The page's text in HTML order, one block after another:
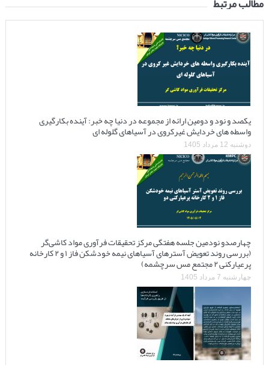
یکصد و نود و دومین ارائه از مجموعه در دنیا چه خبر: آینده بکارگیری
واسطه های خردایش غیرکروی در آسیاهای گلوله ای
دوشنبه 12 مرداد 1405
چهارصدو نودمین جلسه هفتگی مرکز تحقیقات فرآوری مواد کاشی‌گر
(بررسی روند تعویض آسترهای آسیاهای نیمه خودشکن فاز ۱ و ۲ کارخانه
پرعیارکنی ۲ مجتمع مس سرچشمه)
چهارشنبه 7 مرداد 1405